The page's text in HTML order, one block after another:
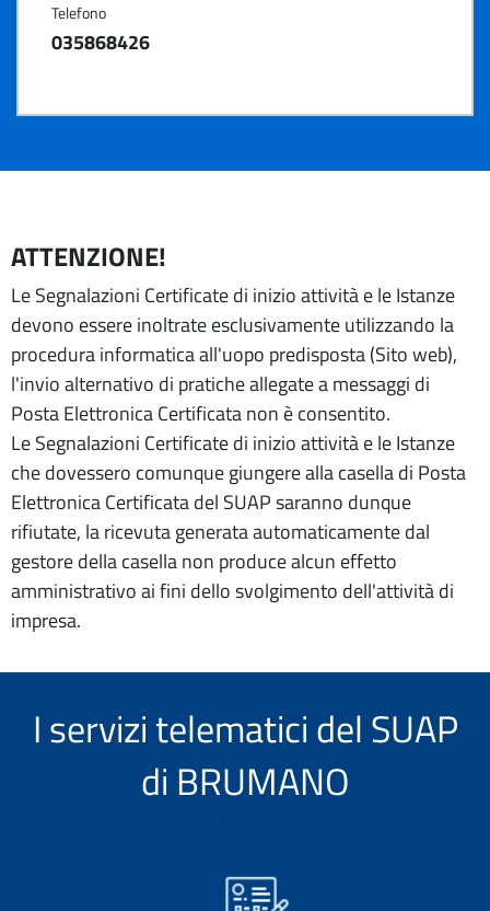
Telefono
035868426
ATTENZIONE!
Le Segnalazioni Certificate di inizio attività e le Istanze
devono essere inoltrate esclusivamente utilizzando la
procedura informatica all'uopo predisposta (Sito web),
l'invio alternativo di pratiche allegate a messaggi di
Posta Elettronica Certificata non è consentito.
Le Segnalazioni Certificate di inizio attività e le Istanze
che dovessero comunque giungere alla casella di Posta
Elettronica Certificata del SUAP saranno dunque
rifiutate, la ricevuta generata automaticamente dal
gestore della casella non produce alcun effetto
amministrativo ai fini dello svolgimento dell'attività di
impresa.
I servizi telematici del SUAP
di BRUMANO